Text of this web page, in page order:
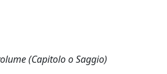
(Capitolo o Saggio)